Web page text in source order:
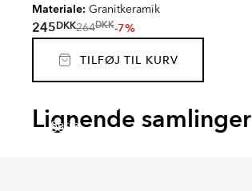
Materiale: Granitkeramik
245DKK264DKK-7%
TILFØJ TIL KURV
Lignende samlinger
Serie
ARCHETYPE
Serie